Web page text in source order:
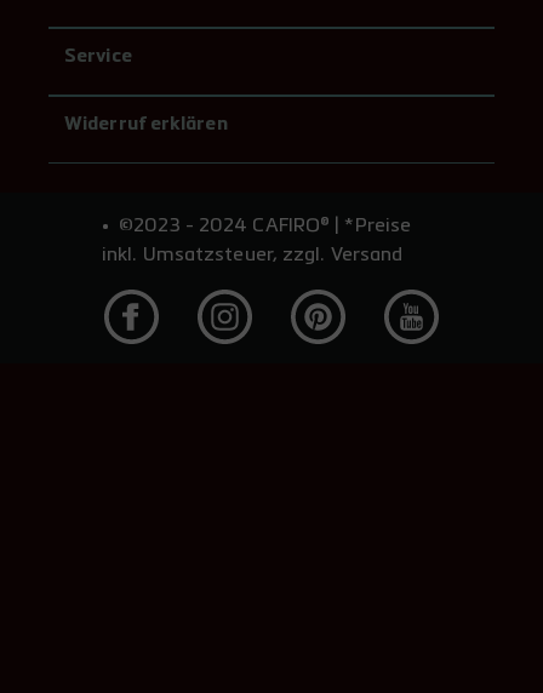
Service
Widerruf erklären
©2023 - 2024 CAFIRO® | *Preise
inkl. Umsatzsteuer, zzgl. Versand